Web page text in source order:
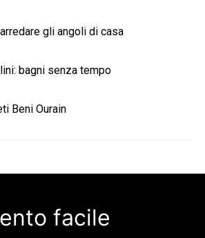
gli angoli di casa
bagni senza tempo
Beni Ourain
facile